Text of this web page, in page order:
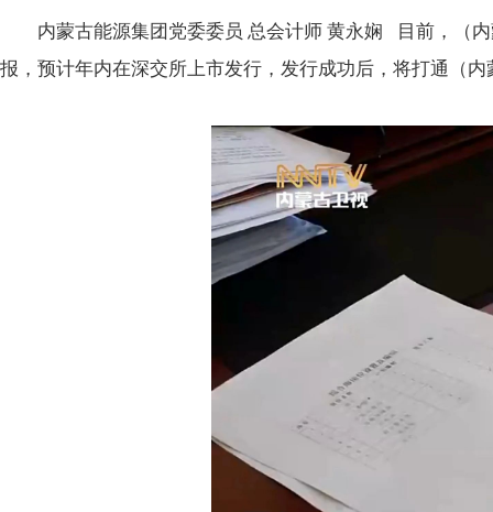
内蒙古能源集团党委委员 总会计师 黄永娴 目前，（
报，预计年内在深交所上市发行，发行成功后，将打通（